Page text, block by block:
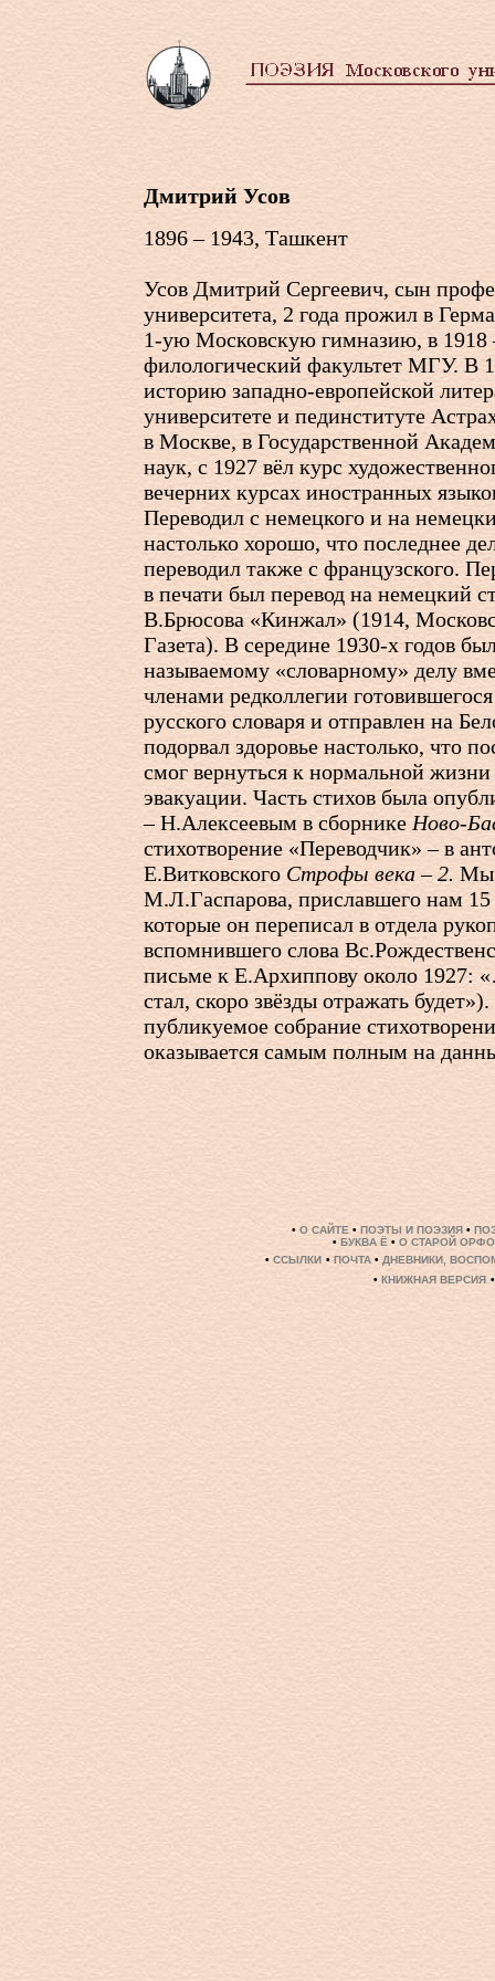
Дмитрий Усов
1896 – 1943, Ташкент
Усов Дмитрий Сергеевич, сын
университета, 2 года прожил в
1-ую Московскую гимназию, в 1918
филологический факультет МГУ. В
историю западно-европейской
университете и пединституте
в Москве, в Государственной
наук, с 1927 вёл курс
вечерних курсах иностранных
Переводил с немецкого и на
настолько хорошо, что последнее
переводил также с французского.
в печати был перевод на немецкий
В.Брюсова «Кинжал» (1914,
Газета). В середине 1930-х годов
называемому «словарному» делу
членами редколлегии
русского словаря и отправлен на
подорвал здоровье настолько, что
смог вернуться к нормальной жизни
эвакуации. Часть стихов была
– Н.Алексеевым в сборнике Ново-
стихотворение «Переводчик» – в
Е.Витковского Строфы века – 2. Мы
М.Л.Гаспарова, приславшего нам 15
которые он переписал в отдела
вспомнившего слова
письме к Е.Архиппову около 1927:
стал, скоро звёзды отражать будет»).
публикуемое собрание
оказывается самым полным на